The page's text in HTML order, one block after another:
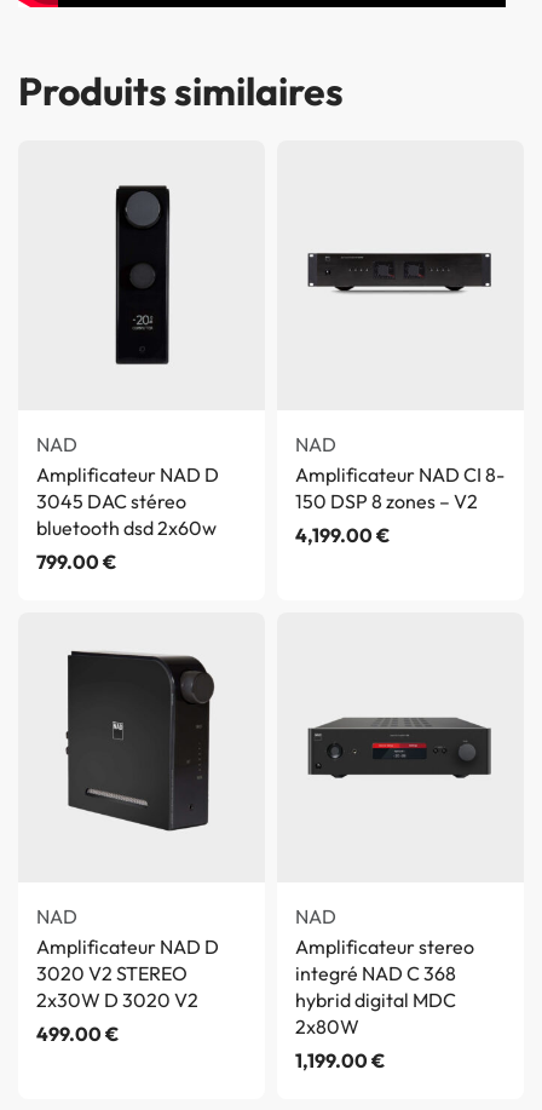
Produits similaires
NAD
Amplificateur NAD D
3045 DAC stéreo
bluetooth dsd 2x60w
799.00€
NAD
Amplificateur NAD CI 8-
150 DSP 8 zones – V2
4,199.00€
NAD
Amplificateur NAD D
3020 V2 STEREO
2x30W D 3020 V2
499.00€
NAD
Amplificateur stereo
integré NAD C 368
hybrid digital MDC
2x80W
1,199.00€